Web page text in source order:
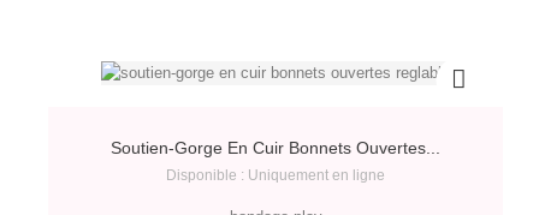
Soutien-Gorge En Cuir Bonnets Ouvertes...
Disponible : Uniquement en ligne